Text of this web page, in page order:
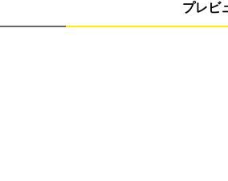
プレビ